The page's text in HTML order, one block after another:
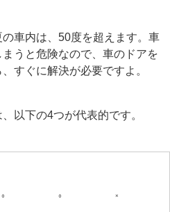
車内は、50度を超えます。車
うと危険なので、車のドアを
すぐに解決が必要ですよ。
以下の4つが代表的です。
○ ○ ×